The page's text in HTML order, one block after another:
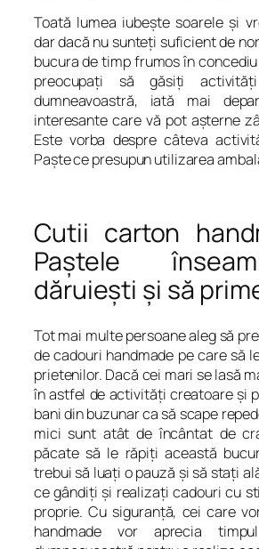
Toată lumea iubeşte soarele şi
dar dacă nu sunteţi suficient de
bucura de timp frumos în
preocupaţi să găsiţi
dumneavoastră, iată mai
interesante care vă pot aşterne
Este vorba despre câteva
Paşte ce presupun utilizarea
Cutii carton
Paştele
dăruieşti şi să
Tot mai multe persoane aleg să
de cadouri handmade pe care să
prietenilor. Dacă cei mari se lasă
în astfel de activităţi creatoare şi
bani din buzunar ca să scape
mici sunt atât de încântat de
păcate să le răpiţi această
trebui să luaţi o pauză şi să staţi
ce gândiţi şi realizaţi cadouri cu
proprie. Cu siguranţă, cei care
handmade vor aprecia